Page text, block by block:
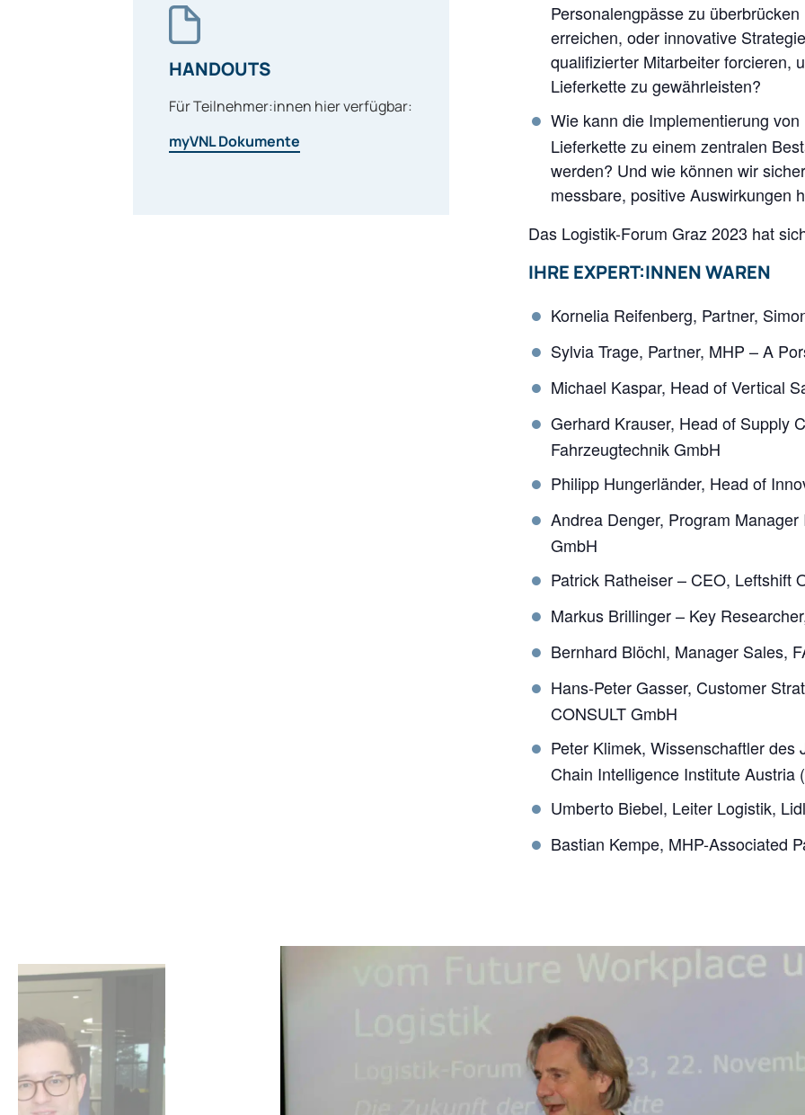
HANDOUTS
Für Teilnehmer:innen hier verfügbar:
myVNL Dokumente
Personalengpässe zu
erreichen, oder innovative
qualifizierter Mitarbeiter forcieren,
Lieferkette zu gewährleisten?
Wie kann die Implementierung
Lieferkette zu einem zentralen
werden? Und wie können wir
messbare, positive Auswirkungen
Das Logistik-Forum Graz 2023 hat
IHRE EXPERT:INNEN WAREN
Kornelia Reifenberg, Partner,
Sylvia Trage, Partner, MHP – A
Michael Kaspar, Head of Vertical
Gerhard Krauser, Head of Supply
Fahrzeugtechnik GmbH
Philipp Hungerländer, Head of
Andrea Denger, Program
GmbH
Patrick Ratheiser – CEO, Leftshift
Markus Brillinger – Key
Bernhard Blöchl, Manager Sales,
Hans-Peter Gasser, Customer
CONSULT GmbH
Peter Klimek, Wissenschaftler
Chain Intelligence Institute Austria
Umberto Biebel, Leiter Logistik,
Bastian Kempe, MHP-Associated